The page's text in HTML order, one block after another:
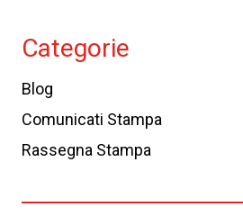
Categorie
Blog
Comunicati Stampa
Rassegna Stampa